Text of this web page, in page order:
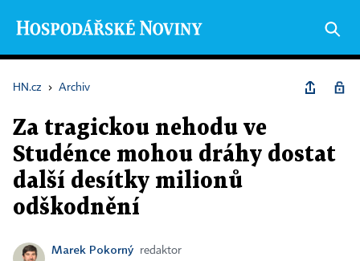
HN.cz › Archiv
Za tragickou nehodu ve
Studénce mohou dráhy dostat
další desítky milionů
odškodnění
Marek Pokorný
redaktor